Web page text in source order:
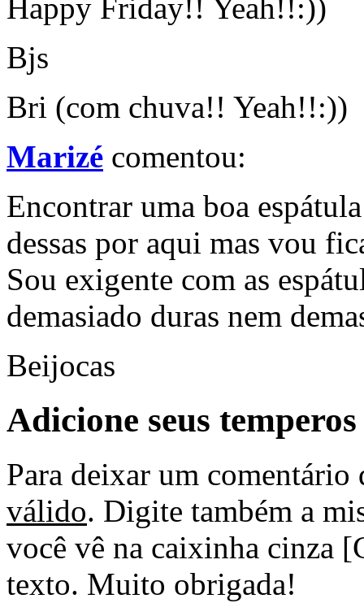
Happy Friday!! Yeah!!:))
Bjs
Bri (com chuva!! Yeah!!:))
Marizé comentou:
Encontrar uma boa
dessas por aqui mas vou
Sou exigente com as
demasiado duras nem
Beijocas
Adicione seus temperos
Para deixar um
válido. Digite também a
você vê na caixinha cinza
texto. Muito obrigada!